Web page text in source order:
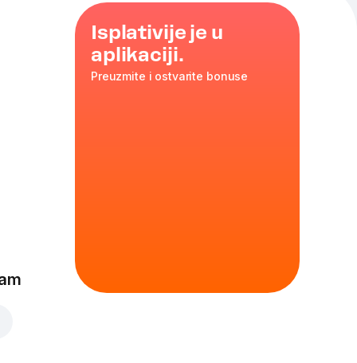
Isplativije je u
aplikaciji.
Preuzmite i ostvarite bonuse